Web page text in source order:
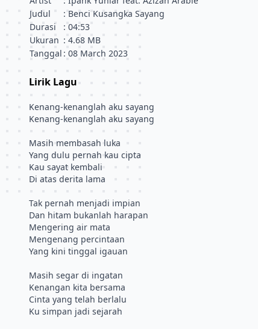
Judul
: Benci Kusangka Sayang
Durasi
: 04:53
Ukuran : 4.68 MB
Tanggal : 08 March 2023
Lirik Lagu
Kenang-kenanglah aku sayang
Kenang-kenanglah aku sayang
Masih membasah luka
Yang dulu pernah kau cipta
Kau sayat kembali
Di atas derita lama
Tak pernah menjadi impian
Dan hitam bukanlah harapan
Mengering air mata
Mengenang percintaan
Yang kini tinggal igauan
Masih segar di ingatan
Kenangan kita bersama
Cinta yang telah berlalu
Ku simpan jadi sejarah